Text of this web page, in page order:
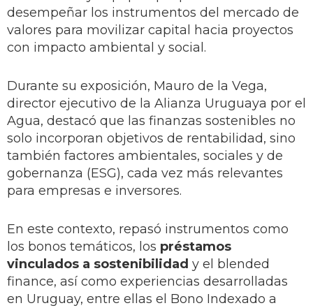
desempeñar los instrumentos del mercado de
valores para movilizar capital hacia proyectos
con impacto ambiental y social.
Durante su exposición, Mauro de la Vega,
director ejecutivo de la Alianza Uruguaya por el
Agua, destacó que las finanzas sostenibles no
solo incorporan objetivos de rentabilidad, sino
también factores ambientales, sociales y de
gobernanza (ESG), cada vez más relevantes
para empresas e inversores.
En este contexto, repasó instrumentos como
los bonos temáticos, los préstamos
vinculados a sostenibilidad y el blended
finance, así como experiencias desarrolladas
en Uruguay, entre ellas el Bono Indexado a